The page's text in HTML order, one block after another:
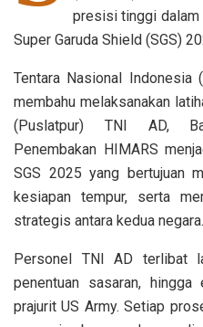
presisi tinggi dalam
Super Garuda Shield (SGS)
Tentara Nasional Indonesia
membahu melaksanakan
(Puslatpur) TNI AD,
Penembakan HIMARS
SGS 2025 yang bertujuan
kesiapan tempur, serta
strategis antara kedua negara.
Personel TNI AD terlibat
penentuan sasaran,
prajurit US Army. Setiap